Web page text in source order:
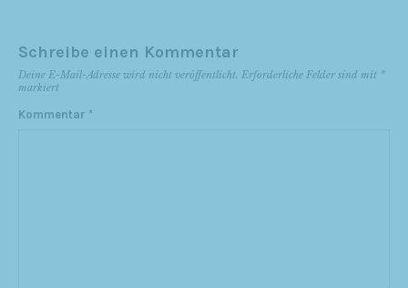
Schreibe einen Kommentar
Deine E-Mail-Adresse wird nicht veröffentlicht. Erforderliche Felder sind mit *
markiert
Kommentar *